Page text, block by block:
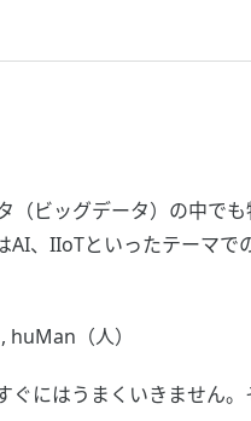
ビッグデータ）の中で
、IIoTといったテーマ
（人）
にはうまくいきません